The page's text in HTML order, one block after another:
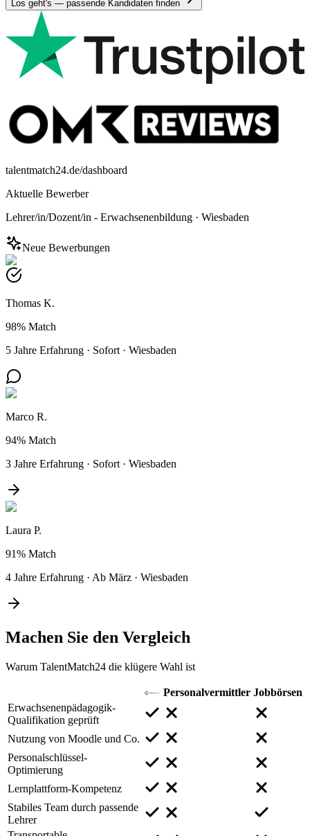
Los geht's — passende Kandidaten finden
talentmatch24.de/dashboard
Aktuelle Bewerber
Lehrer/in/Dozent/in - Erwachsenenbildung · Wiesbaden
Neue Bewerbungen
Thomas K.
98% Match
5 Jahre Erfahrung · Sofort · Wiesbaden
Marco R.
94% Match
3 Jahre Erfahrung · Sofort · Wiesbaden
Laura P.
91% Match
4 Jahre Erfahrung · Ab März · Wiesbaden
Machen Sie den Vergleich
Warum TalentMatch24 die klügere Wahl ist
Personalvermittler Jobbörsen
Erwachsenenpädagogik-
Qualifikation geprüft
Nutzung von Moodle und Co.
Personalschlüssel-
Optimierung
Lernplattform-Kompetenz
Stabiles Team durch passende
Lehrer